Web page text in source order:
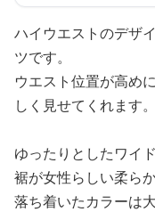
ハイウエストのデザ
ツです。
ウエスト位置が高め
しく見せてくれます。
ゆったりとしたワイ
裾が女性らしい柔ら
落ち着いたカラーは